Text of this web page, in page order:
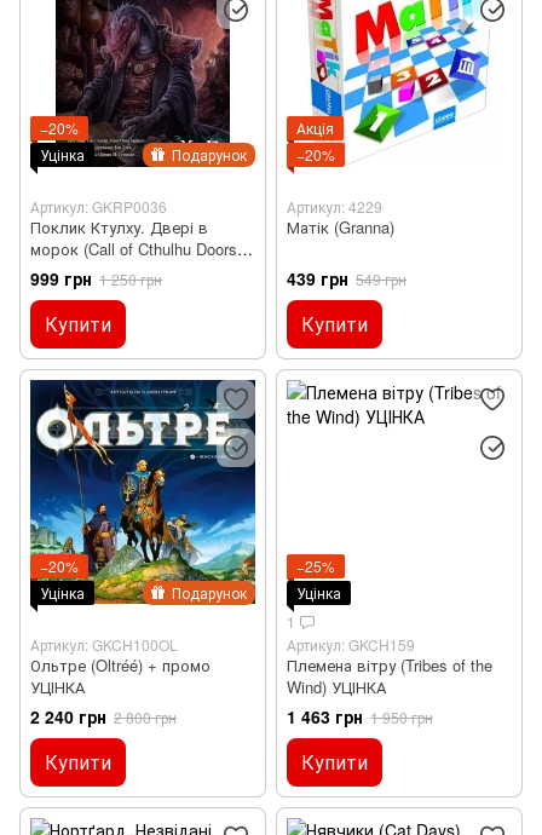
Подарунок
−20%
Уцінка
Артикул: GKRP0036
Поклик Ктулху. Двері в
морок (Call of Cthulhu Doors to
Darkness) УЦІНКА,
Друкований
999 грн 1 250 грн
Купити
Акція
−20%
Артикул: 4229
Матік (Granna)
439 грн 549 грн
Купити
Подарунок
−20%
Уцінка
Артикул: GKCH100OL
Ольтре (Oltréé) + промо
УЦІНКА
2 240 грн 2 800 грн
Купити
−25%
Уцінка
1
Артикул: GKCH159
Племена вітру (Tribes of the
Wind) УЦІНКА
1 463 грн 1 950 грн
Купити